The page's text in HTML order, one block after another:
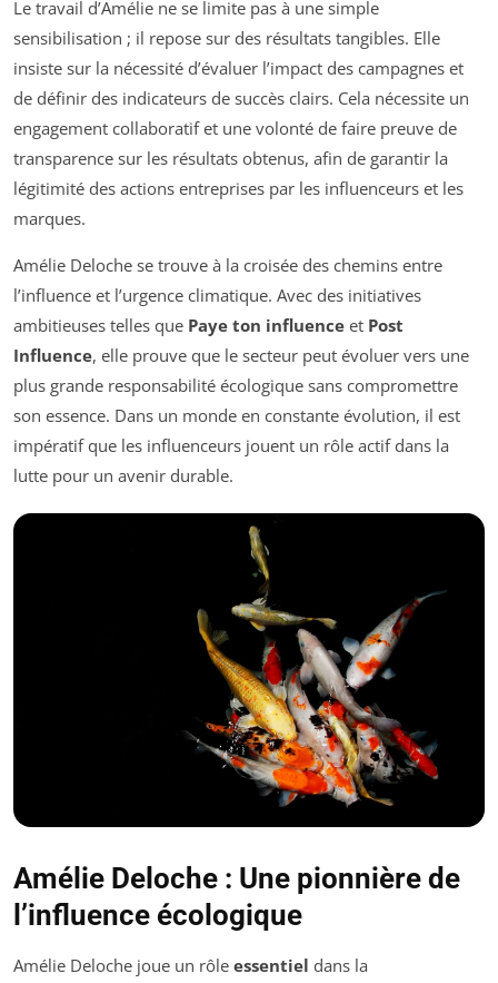
Le travail d’Amélie ne se limite pas à une simple
sensibilisation ; il repose sur des résultats tangibles. Elle
insiste sur la nécessité d’évaluer l’impact des campagnes et
de définir des indicateurs de succès clairs. Cela nécessite un
engagement collaboratif et une volonté de faire preuve de
transparence sur les résultats obtenus, afin de garantir la
légitimité des actions entreprises par les influenceurs et les
marques.
Amélie Deloche se trouve à la croisée des chemins entre
l’influence et l’urgence climatique. Avec des initiatives
ambitieuses telles que Paye ton influence et Post
Influence, elle prouve que le secteur peut évoluer vers une
plus grande responsabilité écologique sans compromettre
son essence. Dans un monde en constante évolution, il est
impératif que les influenceurs jouent un rôle actif dans la
lutte pour un avenir durable.
Amélie Deloche : Une pionnière de
l’influence écologique
Amélie Deloche joue un rôle essentiel dans la